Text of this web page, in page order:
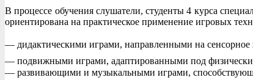
В процессе обучения слушатели, студенты 4 курса
ориентирована на практическое применение игровых
— дидактическими играми, направленными на сенсорное
— подвижными играми, адаптированными под
— развивающими и музыкальными играми,